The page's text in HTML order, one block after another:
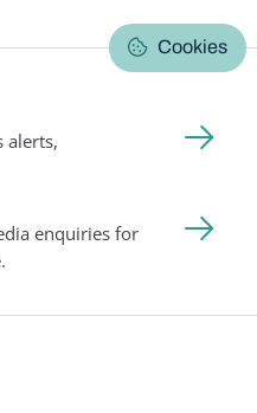
Cookies
alerts,
enquiries for